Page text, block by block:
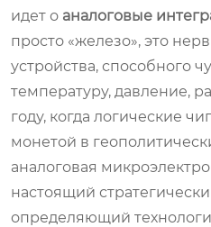
идет о аналоговые
просто «железо», это
устройства, способного
температуру, давление,
году, когда логические
монетой в
аналоговая
настоящий
определяющий